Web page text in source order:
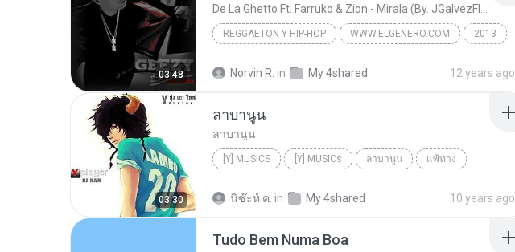
03:48
REGGAETON Y HIP-HOP WWW.ELGENERO.COM 2013
Norvin R. in My 4shared 12 years ago
03:30
ลาบานูน
ลาบานูน
[Y] MUSICS [Y] MUSICs ลาบานูน แพ้ทาง
นิซ๊ะห์ ค. in My 4shared 10 years ago
Tudo Bem Numa Boa